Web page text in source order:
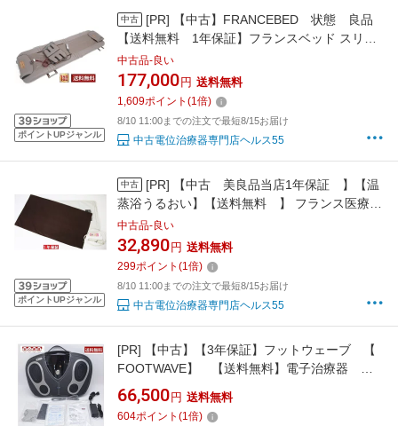
ポイントUPジャンル
中古 [PR]
【中古】FRANCEBED 状態 良品
【送料無料 1年保証】フランスベッド スリー
ミーローラーDX 楽天市場限定特価 国内最安
値級価格 品107
中古品-良い
177,000 円 送料無料
1,609ポイント (1倍)
8/10 11:00までの注文で最短8/15お届け
中古電位治療器専門店ヘルス55
ポイントUPジャンル
中古 [PR]
【中古 美良品当店1年保証 】【温
蒸浴うるおい】【送料無料 】 フランス医療総
合 楽天市場限定特価 国内最安値級価格☆
中古品-良い
32,890 円 送料無料
299ポイント (1倍)
8/10 11:00までの注文で最短8/15お届け
中古電位治療器専門店ヘルス55
[PR]
【中古】【3年保証】フットウェーブ 【
FOOTWAVE】 【送料無料】電子治療器 楽
天会員様限定特価
66,500 円 送料無料
604ポイント (1倍)